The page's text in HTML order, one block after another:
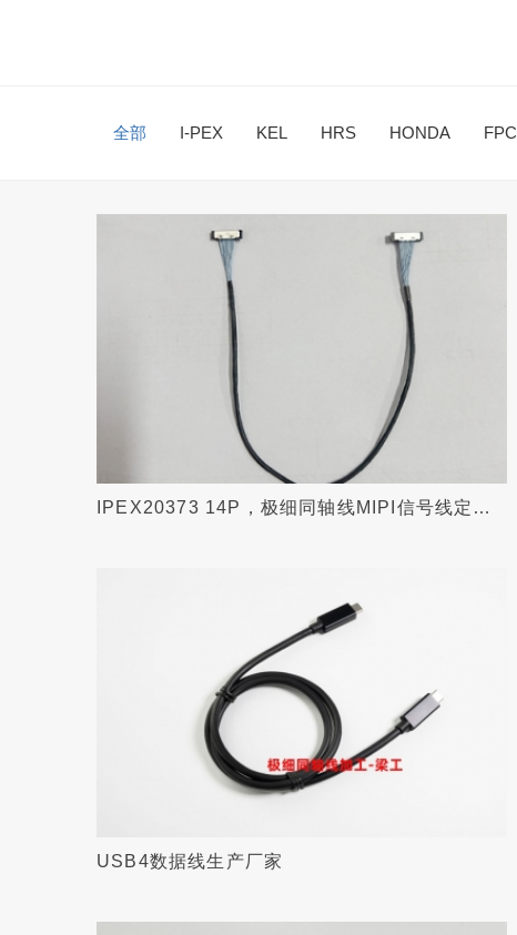
全部 I-PEX KEL HRS HONDA FPC
IPEX20373 14P，极细同轴线MIPI信号线定制
USB4数据线生产厂家